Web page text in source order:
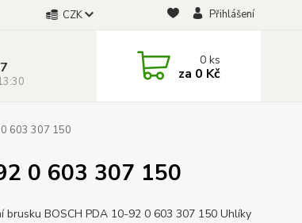
CZK Přihlášení
0ks
za 0 Kč
603 307 150
0 603 307 150
brusku BOSCH PDA 10-92 0 603 307 150 Uhlíky